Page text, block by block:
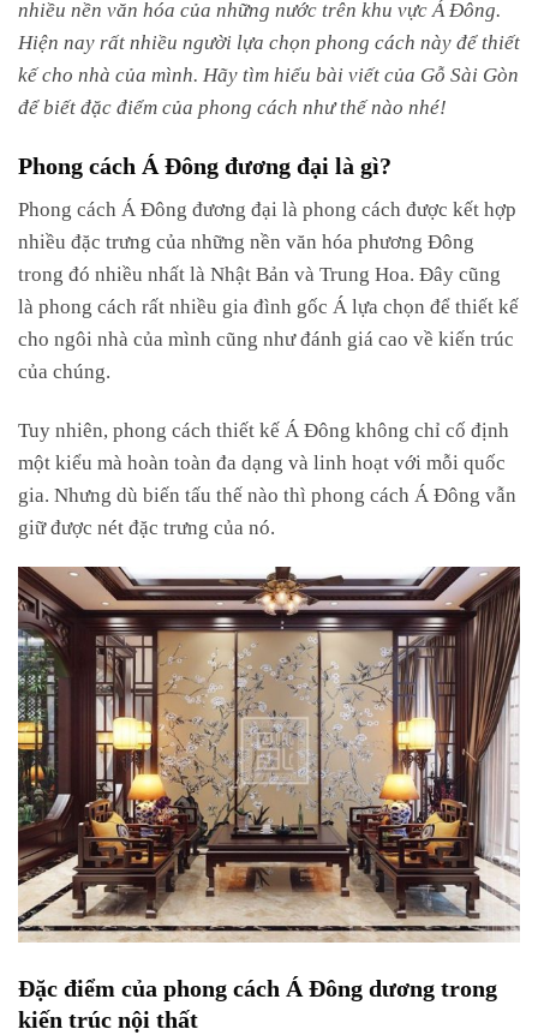
nhiều nền văn hóa của những nước trên khu vực Á Đông.
Hiện nay rất nhiều người lựa chọn phong cách này để thiết
kế cho nhà của mình. Hãy tìm hiểu bài viết của Gỗ Sài Gòn
để biết đặc điểm của phong cách như thế nào nhé!
Phong cách Á Đông đương đại là gì?
Phong cách Á Đông đương đại là phong cách được kết hợp
nhiều đặc trưng của những nền văn hóa phương Đông
trong đó nhiều nhất là Nhật Bản và Trung Hoa. Đây cũng
là phong cách rất nhiều gia đình gốc Á lựa chọn để thiết kế
cho ngôi nhà của mình cũng như đánh giá cao về kiến trúc
của chúng.
Tuy nhiên, phong cách thiết kế Á Đông không chỉ cố định
một kiểu mà hoàn toàn đa dạng và linh hoạt với mỗi quốc
gia. Nhưng dù biến tấu thế nào thì phong cách Á Đông vẫn
giữ được nét đặc trưng của nó.
Đặc điểm của phong cách Á Đông dương trong
kiến trúc nội thất